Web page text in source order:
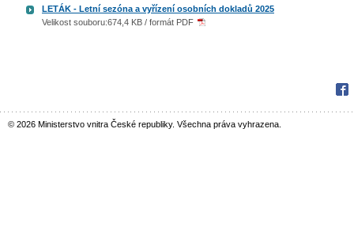
LETÁK - Letní sezóna a vyřízení osobních dokladů 2025
Velikost souboru:674,4 KB / formát PDF
© 2026 Ministerstvo vnitra České republiky. Všechna práva vyhrazena.